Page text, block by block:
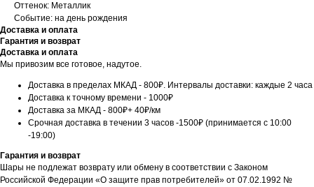
Оттенок: Металлик
Событие: на день рождения
Доставка и оплата
Гарантия и возврат
Доставка и оплата
Мы привозим все готовое, надутое.
Доставка в пределах МКАД - 800₽. Интервалы доставки: каждые 2 часа
Доставка к точному времени - 1000₽
Доставка за МКАД - 800₽+ 40₽/км
Срочная доставка в течении 3 часов -1500₽ (принимается с 10:00
-19:00)
Гарантия и возврат
Шары не подлежат возврату или обмену в соответствии с Законом
Российской Федерации «О защите прав потребителей» от 07.02.1992 №